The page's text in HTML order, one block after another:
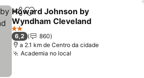
PartilharAdicionar aos favoritos
Howard Johnson by
Wyndham Cleveland
2 Estrelas
6,2
860
a 2.1 km de Centro da cidade
Academia no local